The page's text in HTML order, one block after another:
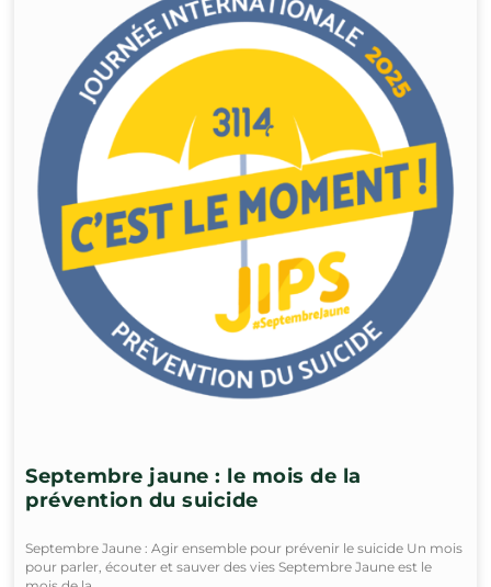
Septembre jaune : le mois de la
prévention du suicide
Septembre Jaune : Agir ensemble pour prévenir le suicide Un mois
pour parler, écouter et sauver des vies Septembre Jaune est le